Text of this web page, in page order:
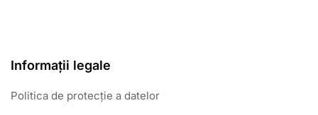
Informații legale
Politica de protecție a datelor